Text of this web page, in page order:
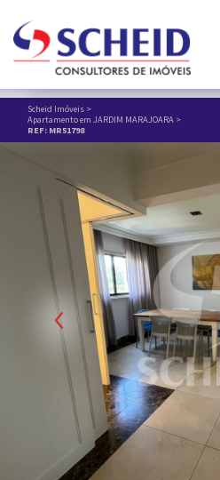
Scheid Imóveis >
Apartamento em JARDIM MARAJOARA >
REF: MR51798
Previous